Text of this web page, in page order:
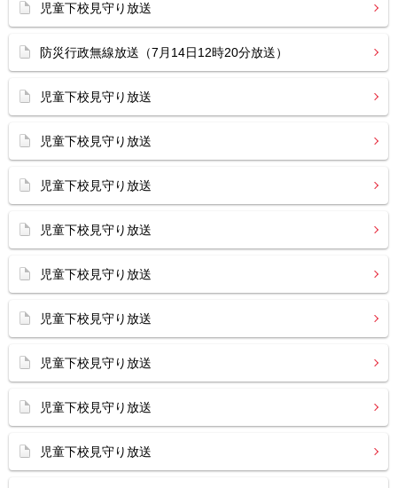
児童下校見守り放送
防災行政無線放送（7月14日12時20分放送）
児童下校見守り放送
児童下校見守り放送
児童下校見守り放送
児童下校見守り放送
児童下校見守り放送
児童下校見守り放送
児童下校見守り放送
児童下校見守り放送
児童下校見守り放送